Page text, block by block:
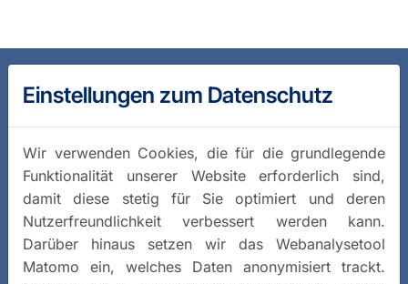
Einstellungen zum Datenschutz
Wir verwenden Cookies, die für die grundlegende
Funktionalität unserer Website erforderlich sind,
damit diese stetig für Sie optimiert und deren
Nutzerfreundlichkeit verbessert werden kann.
Darüber hinaus setzen wir das Webanalysetool
Matomo ein, welches Daten anonymisiert trackt.